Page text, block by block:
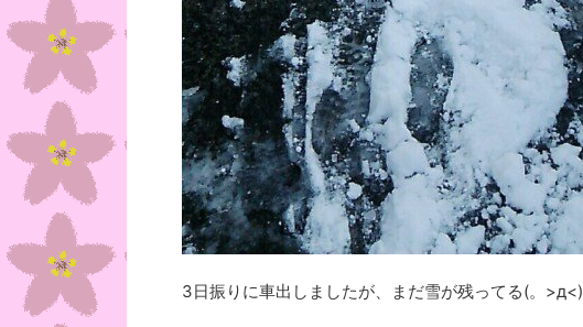
3日振りに車出しましたが、まだ雪が残ってる(。>д<)